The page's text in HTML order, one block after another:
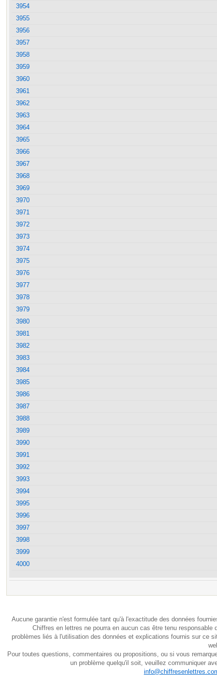
3954
3955
3956
3957
3958
3959
3960
3961
3962
3963
3964
3965
3966
3967
3968
3969
3970
3971
3972
3973
3974
3975
3976
3977
3978
3979
3980
3981
3982
3983
3984
3985
3986
3987
3988
3989
3990
3991
3992
3993
3994
3995
3996
3997
3998
3999
4000
Aucune garantie n'est formulée tant qu'à l'exactitude des données
Chiffres en lettres ne pourra en aucun cas être tenu responsable
problèmes liés à l'utilisation des données et explications fournis sur ce
Pour toutes questions, commentaires ou propositions, ou si vous
un problème quelqu'il soit, veuillez communiquer